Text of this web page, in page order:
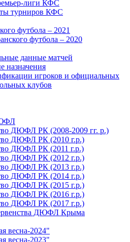
лиги КФС
турниров КФС
футбола – 2021
футбола – 2020
данные матчей
назначения
игроков и официальных
клубов
ДЮФЛ РК (2008-2009 гг. р.)
ДЮФЛ РК (2010 г.р.)
ДЮФЛ РК (2011 г.р.)
ДЮФЛ РК (2012 г.р.)
ДЮФЛ РК (2013 г.р.)
ДЮФЛ РК (2014 г.р.)
ДЮФЛ РК (2015 г.р.)
ДЮФЛ РК (2016 г.р.)
ДЮФЛ РК (2017 г.р.)
ДЮФЛ Крыма
весна-2024"
весна-2023"